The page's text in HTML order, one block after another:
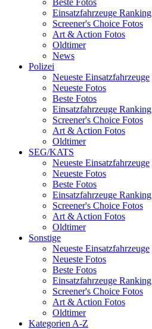
Beste Fotos
Einsatzfahrzeuge Ranking
Screener's Choice Fotos
Art & Action Fotos
Oldtimer
News
Polizei
Neueste Einsatzfahrzeuge
Neueste Fotos
Beste Fotos
Einsatzfahrzeuge Ranking
Screener's Choice Fotos
Art & Action Fotos
Oldtimer
SEG/KATS
Neueste Einsatzfahrzeuge
Neueste Fotos
Beste Fotos
Einsatzfahrzeuge Ranking
Screener's Choice Fotos
Art & Action Fotos
Oldtimer
Sonstige
Neueste Einsatzfahrzeuge
Neueste Fotos
Beste Fotos
Einsatzfahrzeuge Ranking
Screener's Choice Fotos
Art & Action Fotos
Oldtimer
Kategorien A-Z